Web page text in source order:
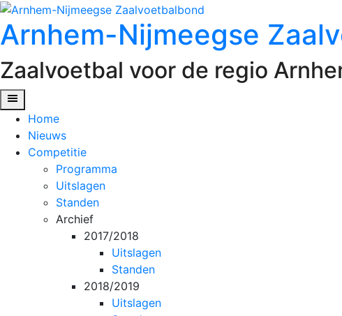
Spring
naar
inhoud
Arnhem-Nijmeegse
Zaalvoetbal voor de regio
Home
Nieuws
Competitie
Programma
Uitslagen
Standen
Archief
2017/2018
Uitslagen
Standen
2018/2019
Uitslagen